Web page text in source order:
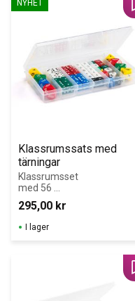
Klassrumssats med
tärningar
Klassrumsset
med 56
tärningar i
praktisk låda
295,00 kr
NYHET
I lager